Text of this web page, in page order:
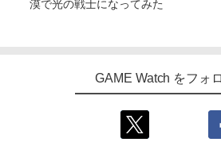
漠で光の戦士になってみた
GAME Watch をフォ